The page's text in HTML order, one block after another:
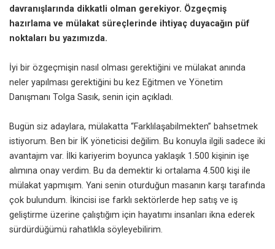
davranışlarında dikkatli olman gerekiyor. Özgeçmiş
hazırlama ve mülakat süreçlerinde ihtiyaç duyacağın püf
noktaları bu yazımızda.
İyi bir özgeçmişin nasıl olması gerektiğini ve mülakat anında
neler yapılması gerektiğini bu kez Eğitmen ve Yönetim
Danışmanı Tolga Sasık, senin için açıkladı.
Bugün siz adaylara, mülakatta “Farklılaşabilmekten” bahsetmek
istiyorum. Ben bir İK yöneticisi değilim. Bu konuyla ilgili sadece iki
avantajım var. İlki kariyerim boyunca yaklaşık 1.500 kişinin işe
alımına onay verdim. Bu da demektir ki ortalama 4.500 kişi ile
mülakat yapmışım. Yani senin oturduğun masanın karşı tarafında
çok bulundum. İkincisi ise farklı sektörlerde hep satış ve iş
geliştirme üzerine çalıştığım için hayatımı insanları ikna ederek
sürdürdüğümü rahatlıkla söyleyebilirim.